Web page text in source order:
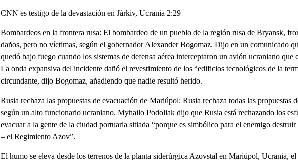
CNN es testigo de la devastación en Járkiv, Ucrania 2:29
Bombardeos en la frontera rusa: El bombardeo de un pueblo de la región rusa de Bryansk,
daños, pero no víctimas, según el gobernador Alexander Bogomaz. Dijo en un comunicado
quedó bajo fuego cuando los sistemas de defensa aérea interceptaron un avión ucraniano que
La onda expansiva del incidente dañó el revestimiento de los “edificios tecnológicos de la
circundante, dijo Bogomaz, añadiendo que nadie resultó herido.
Rusia rechaza las propuestas de evacuación de Mariúpol: Rusia rechaza todas las propuestas
según un alto funcionario ucraniano. Myhailo Podoliak dijo que Rusia está rechazando los
evacuar a la gente de la ciudad portuaria sitiada “porque es simbólico para el enemigo
– el Regimiento Azov”.
El humo se eleva desde los terrenos de la planta siderúrgica Azovstal en Mariúpol, Ucrania,